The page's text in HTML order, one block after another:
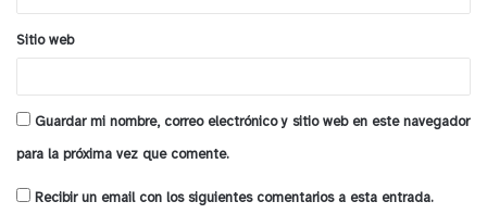
enfatizó la autoridad.
/
Reproductor
de
Sitio web
Guardar mi nombre, correo electrónico y sitio web en este navegador
para la próxima vez que comente.
Recibir un email con los siguientes comentarios a esta entrada.